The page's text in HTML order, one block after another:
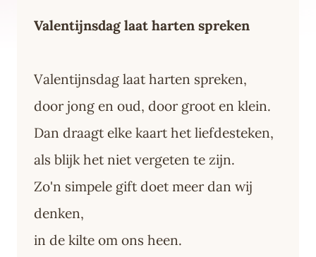
Valentijnsdag laat harten spreken
Valentijnsdag laat harten spreken,
door jong en oud, door groot en klein.
Dan draagt elke kaart het liefdesteken,
als blijk het niet vergeten te zijn.
Zo'n simpele gift doet meer dan wij
denken,
in de kilte om ons heen.